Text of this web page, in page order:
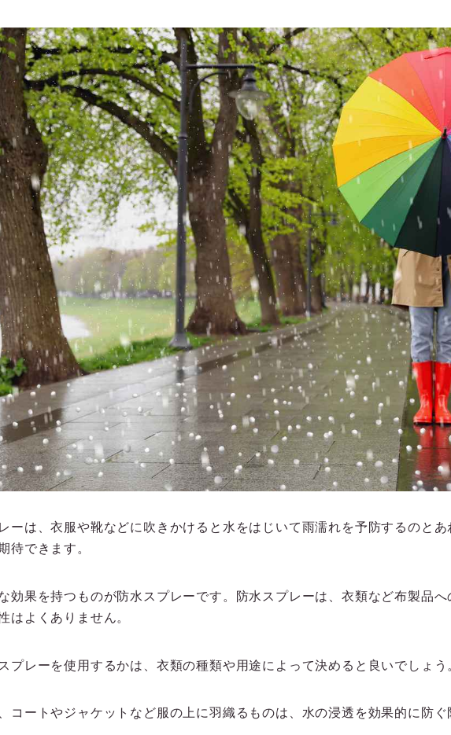
ーは、衣服や靴などに吹きかけると水をはじいて雨濡れを予防するのと
待できます。
効果を持つものが防水スプレーです。防水スプレーは、衣類など布製品
はよくありません。
プレーを使用するかは、衣類の種類や用途によって決めると良いでしょう
コートやジャケットなど服の上に羽織るものは、水の浸透を効果的に防ぐ